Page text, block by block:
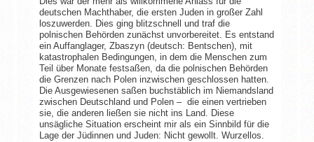
deutschen Machthaber, die ersten Juden in großer Zahl
loszuwerden. Dies ging blitzschnell und traf die
polnischen Behörden zunächst unvorbereitet. Es entstand
ein Auffanglager, Zbaszyn (deutsch: Bentschen), mit
katastrophalen Bedingungen, in dem die Menschen zum
Teil über Monate festsaßen, da die polnischen Behörden
die Grenzen nach Polen inzwischen geschlossen hatten.
Die Ausgewiesenen saßen buchstäblich im Niemandsland
zwischen Deutschland und Polen – die einen vertrieben
sie, die anderen ließen sie nicht ins Land. Diese
unsägliche Situation erscheint mir als ein Sinnbild für die
Lage der Jüdinnen und Juden: Nicht gewollt. Wurzellos.